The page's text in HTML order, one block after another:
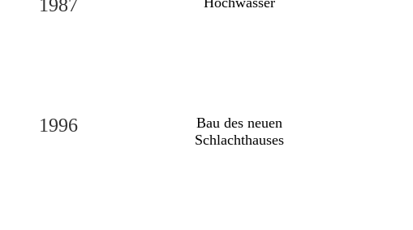
1987
1996
Bau des neuen
Schlachthauses